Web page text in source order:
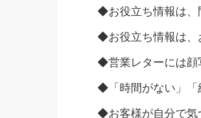
◆お役立ち情報は、
◆お役立ち情報は、
◆営業レターには顔
◆「時間がない」「
◆お客様が自分で気